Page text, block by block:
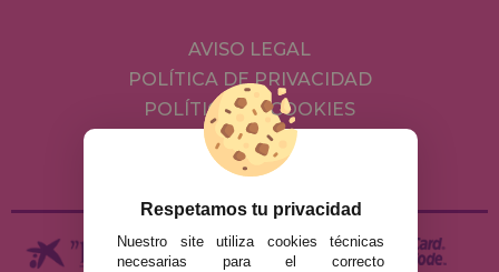
AVISO LEGAL
POLÍTICA DE PRIVACIDAD
POLÍTICA DE COOKIES
ENVÍOS Y DEVOLUCIONES
DEVOLUCIONES / DESISTIMIENTO
Respetamos tu privacidad
Nuestro site utiliza cookies técnicas
necesarias para el correcto